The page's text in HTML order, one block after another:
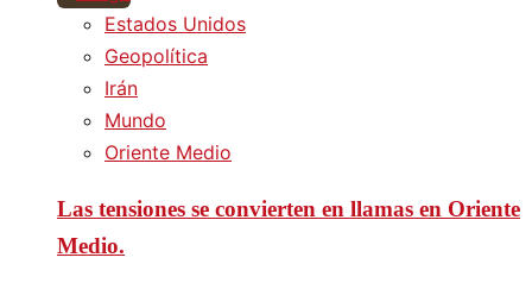
Estados Unidos
Geopolítica
Irán
Mundo
Oriente Medio
Las tensiones se convierten en llamas en Oriente
Medio.